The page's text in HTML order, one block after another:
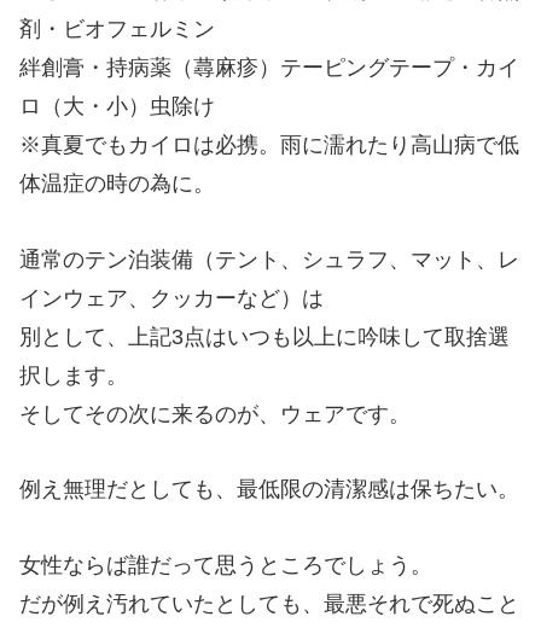
剤・ビオフェルミン
絆創膏・持病薬（蕁麻疹）テーピングテープ・カイ
ロ（大・小）虫除け
※真夏でもカイロは必携。雨に濡れたり高山病で低
体温症の時の為に。
通常のテン泊装備（テント、シュラフ、マット、レ
インウェア、クッカーなど）は
別として、上記3点はいつも以上に吟味して取捨選
択します。
そしてその次に来るのが、ウェアです。
例え無理だとしても、最低限の清潔感は保ちたい。
女性ならば誰だって思うところでしょう。
だが例え汚れていたとしても、最悪それで死ぬこと